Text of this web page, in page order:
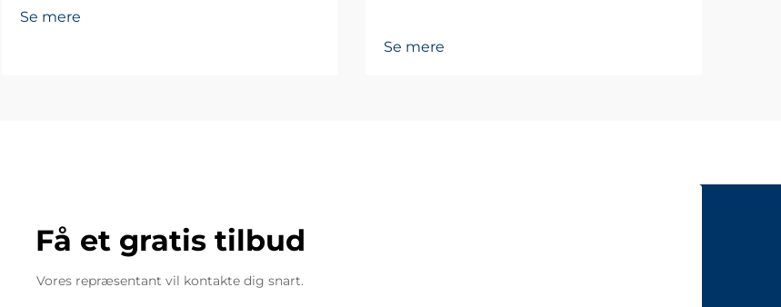
Se mere
Se mere
Få et gratis tilbud
Vores repræsentant vil kontakte dig snart.